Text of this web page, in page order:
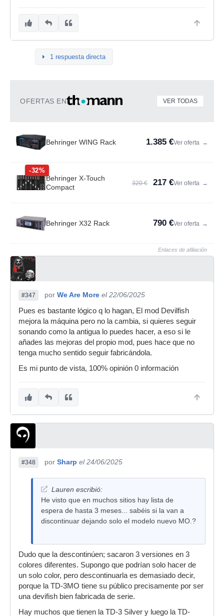
1 respuesta directa
OFERTAS EN VER TODAS
Behringer WING Rack 1.385 €Ver oferta →
-32%
Behringer X-Touch
Compact
320 € 217 €Ver oferta →
Behringer X32 Rack 790 €Ver oferta →
Enlaces de afiliación
#347 por We Are More el 22/06/2025
Pues es bastante lógico q lo hagan, El mod Devilfish
mejora la máquina pero no la cambia, si quieres seguir
sonando como la antigua lo puedes hacer, a eso si le
añades las mejoras del propio mod, pues hace que no
tenga mucho sentido seguir fabricándola.
Es mi punto de vista, 100% opinión 0 información
#348 por Sharp el 24/06/2025
Lauren escribió:
He visto que en muchos sitios hay lista de
espera de hasta 3 meses... sabéis si la van a
discontinuar dejando solo el modelo nuevo MO.?
Dudo que la descontinúen; sacaron 3 versiones en 3
colores diferentes. Supongo que podrían solo hacer de
un solo color, pero descontinuarla es demasiado decir,
porque la TD-3MO tiene su público precisamente por ser
una devifish bien fabricada de serie.
Hay muchos que tienen la TD-3 Silver y luego la TD-